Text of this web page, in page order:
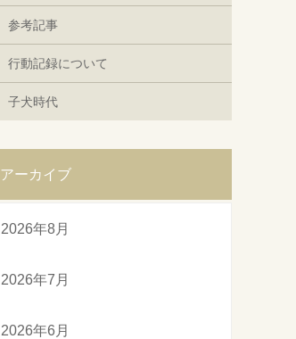
参考記事
行動記録について
子犬時代
アーカイブ
2026年8月
2026年7月
2026年6月